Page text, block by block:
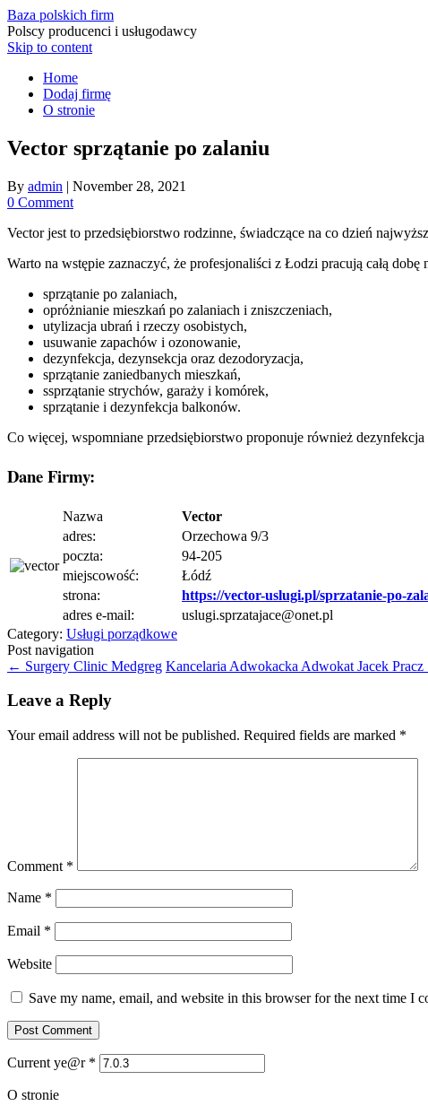
Baza polskich firm
Polscy producenci i usługodawcy
Skip to content
Home
Dodaj firmę
O stronie
Vector sprzątanie po zalaniu
By admin | November 28, 2021
0 Comment
Vector jest to przedsiębiorstwo rodzinne, świadczące na co dzień
Warto na wstępie zaznaczyć, że profesjonaliści z Łodzi pracują całą
sprzątanie po zalaniach,
opróżnianie mieszkań po zalaniach i zniszczeniach,
utylizacja ubrań i rzeczy osobistych,
usuwanie zapachów i ozonowanie,
dezynfekcja, dezynsekcja oraz dezodoryzacja,
sprzątanie zaniedbanych mieszkań,
ssprzątanie strychów, garaży i komórek,
sprzątanie i dezynfekcja balkonów.
Co więcej, wspomniane przedsiębiorstwo proponuje również
Dane Firmy:
Nazwa
Vector
adres:
Orzechowa 9/3
poczta:
94-205
miejscowość:
Łódź
strona:
https://vector-uslugi.pl/sprzatanie-po-
adres e-mail:
uslugi.sprzatajace@onet.pl
Category: Usługi porządkowe
Post navigation
← Surgery Clinic Medgreg Kancelaria Adwokacka Adwokat Jacek Pracz
Leave a Reply
Your email address will not be published. Required fields are marked *
Comment *
Name *
Email *
Website
Save my name, email, and website in this browser for the next time I
Current ye@r *
O stronie